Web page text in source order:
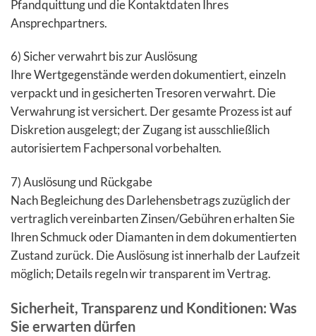
Pfandquittung und die Kontaktdaten Ihres
Ansprechpartners.
6) Sicher verwahrt bis zur Auslösung
Ihre Wertgegenstände werden dokumentiert, einzeln
verpackt und in gesicherten Tresoren verwahrt. Die
Verwahrung ist versichert. Der gesamte Prozess ist auf
Diskretion ausgelegt; der Zugang ist ausschließlich
autorisiertem Fachpersonal vorbehalten.
7) Auslösung und Rückgabe
Nach Begleichung des Darlehensbetrags zuzüglich der
vertraglich vereinbarten Zinsen/Gebühren erhalten Sie
Ihren Schmuck oder Diamanten in dem dokumentierten
Zustand zurück. Die Auslösung ist innerhalb der Laufzeit
möglich; Details regeln wir transparent im Vertrag.
Sicherheit, Transparenz und Konditionen: Was
Sie erwarten dürfen